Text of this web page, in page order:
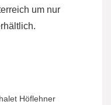
um nur
Höflehner